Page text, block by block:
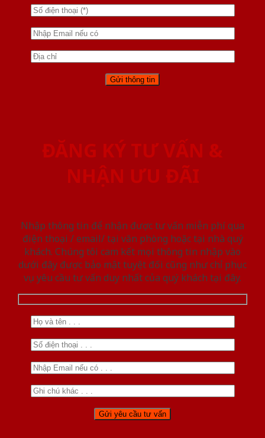
ĐĂNG KÝ TƯ VẤN &
NHẬN ƯU ĐÃI
Nhập thông tin để nhận được tư vấn miễn phí qua
điện thoại / email/ tại văn phòng hoặc tại nhà quý
khách. Chúng tôi cam kết mọi thông tin nhập vào
dưới đây được bảo mật tuyệt đối cũng như chỉ phục
vụ yêu cầu tư vấn duy nhất của quý khách tại đây.